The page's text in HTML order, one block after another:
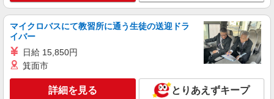
時給1400円〜1450円（経験・能力による） ※
残業代支給 ★交通費別途支給（規定あり） ゜
+゜・。○。・゜+゜・。○。・゜+゜ 入社祝い金10
有）★ ゜・。○。・゜+゜・。○。・゜+゜
大分県大分市のsoftbankショップ
詳細を見る
紹介予定派遣
マイクロバスにて教習所に通う生徒の送迎ドラ
イバー
日給 15,850円
箕面市
詳細を見る とりあえずキープ